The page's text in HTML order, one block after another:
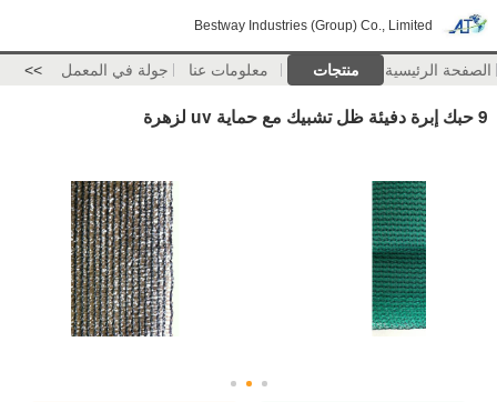
Bestway Industries (Group) Co., Limited
الصفحة الرئيسية منتجات معلومات عنا جولة في المعمل >>
9 حبك إبرة دفيئة ظل تشبيك مع حماية uv لزهرة